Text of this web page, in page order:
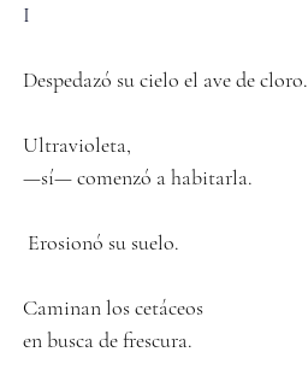
I
Despedazó su cielo el ave de cloro.
Ultravioleta,
—sí­— comenzó a habitarla.
Erosionó su suelo.
Caminan los cetáceos
en busca de frescura.